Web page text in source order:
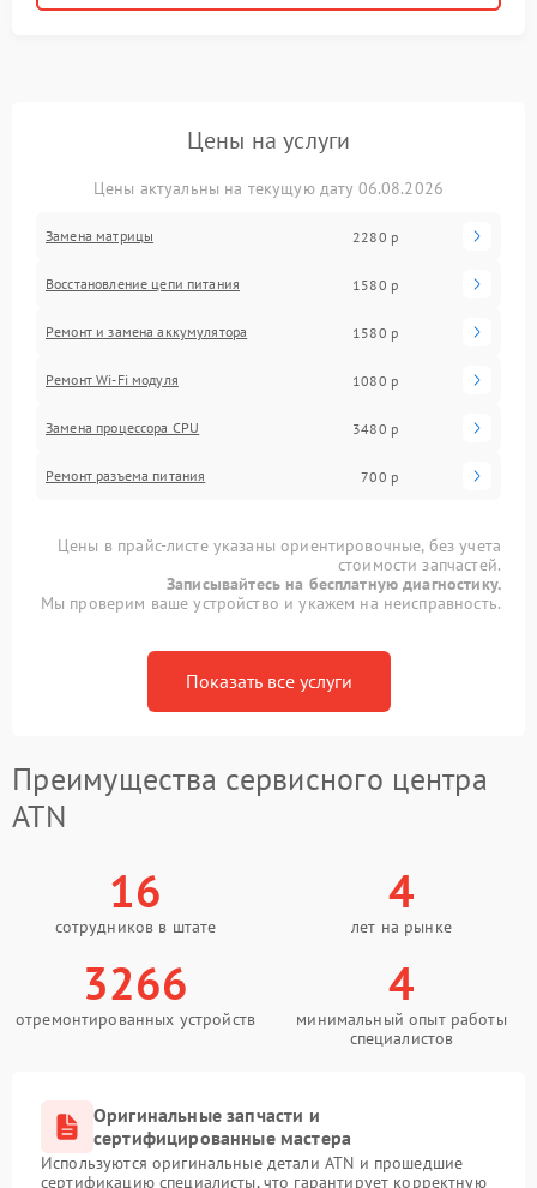
Цены на услуги
Цены актуальны на текущую дату 06.08.2026
Замена матрицы 2280 р
Восстановление цепи питания 1580 р
Ремонт и замена аккумулятора 1580 р
Ремонт Wi-Fi модуля 1080 р
Замена процессора CPU 3480 р
Ремонт разъема питания 700 р
Цены в прайс-листе указаны ориентировочные, без учета
стоимости запчастей.
Записывайтесь на бесплатную диагностику.
Мы проверим ваше устройство и укажем на неисправность.
Показать все услуги
Преимущества сервисного центра
ATN
16
сотрудников в штате
4
лет на рынке
3266
отремонтированных устройств
4
минимальный опыт работы
специалистов
Оригинальные запчасти и
сертифицированные мастера
Используются оригинальные детали ATN и прошедшие
сертификацию специалисты, что гарантирует корректную